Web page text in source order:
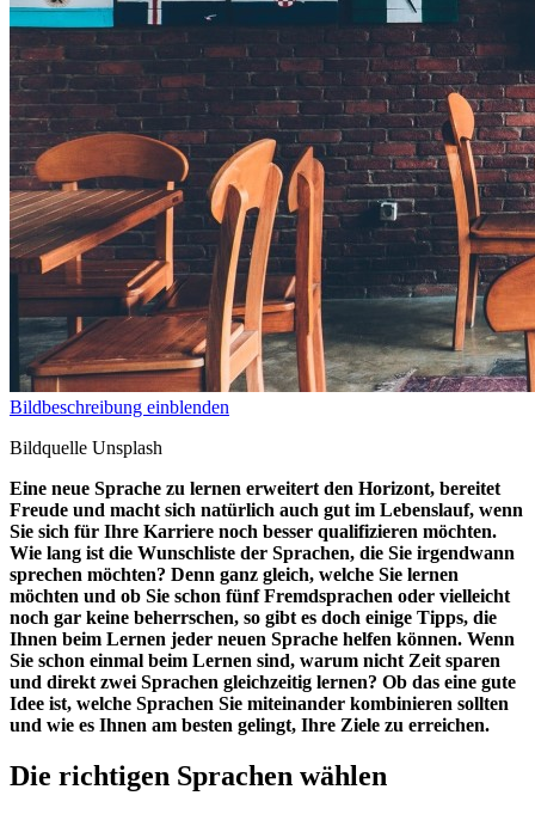
Bildbeschreibung einblenden
Bildquelle Unsplash
Eine neue Sprache zu lernen erweitert den Horizont, bereitet
Freude und macht sich natürlich auch gut im Lebenslauf, wenn
Sie sich für Ihre Karriere noch besser qualifizieren möchten.
Wie lang ist die Wunschliste der Sprachen, die Sie irgendwann
sprechen möchten? Denn ganz gleich, welche Sie lernen
möchten und ob Sie schon fünf Fremdsprachen oder vielleicht
noch gar keine beherrschen, so gibt es doch einige Tipps, die
Ihnen beim Lernen jeder neuen Sprache helfen können. Wenn
Sie schon einmal beim Lernen sind, warum nicht Zeit sparen
und direkt zwei Sprachen gleichzeitig lernen? Ob das eine gute
Idee ist, welche Sprachen Sie miteinander kombinieren sollten
und wie es Ihnen am besten gelingt, Ihre Ziele zu erreichen.
Die richtigen Sprachen wählen